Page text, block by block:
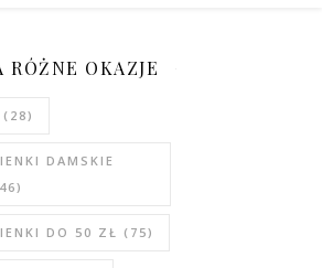
OKAZJE
(28)
DAMSKIE
DO 50 ZŁ (75)